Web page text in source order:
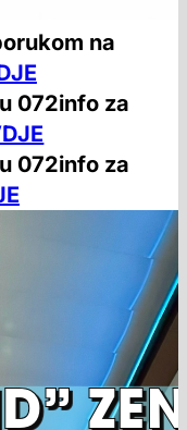
na
072info za
072info za